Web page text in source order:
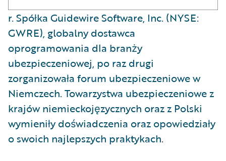
r. Spółka Guidewire Software, Inc. (NYSE:
GWRE), globalny dostawca
oprogramowania dla branży
ubezpieczeniowej, po raz drugi
zorganizowała forum ubezpieczeniowe w
Niemczech. Towarzystwa ubezpieczeniowe z
krajów niemieckojęzycznych oraz z Polski
wymieniły doświadczenia oraz opowiedziały
o swoich najlepszych praktykach.